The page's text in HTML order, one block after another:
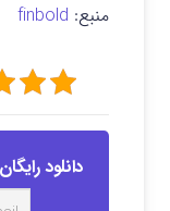
منبع: finbold
دانلود